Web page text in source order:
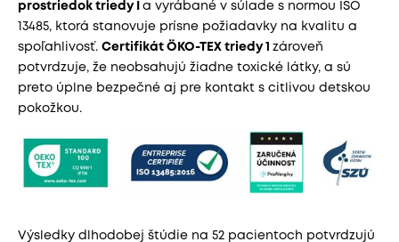
prostriedok triedy I a vyrábané v súlade s normou ISO
13485, ktorá stanovuje prísne požiadavky na kvalitu a
spoľahlivosť. Certifikát ÖKO-TEX triedy 1 zároveň
potvrdzuje, že neobsahujú žiadne toxické látky, a sú
preto úplne bezpečné aj pre kontakt s citlivou detskou
pokožkou.
Výsledky dlhodobej štúdie na 52 pacientoch potvrdzujú